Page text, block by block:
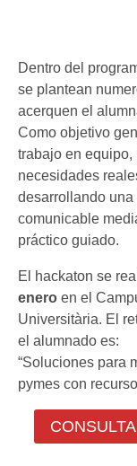
Dentro del
se plantean
acerquen el
Como objetivo
trabajo en
necesidades
desarrollando
comunicable
práctico guiado.
El hackaton se
enero en el
Universitària. El
el alumnado es:
“Soluciones para
pymes con